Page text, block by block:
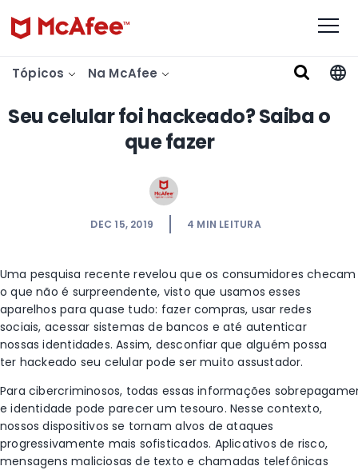
Tópicos Na McAfee
Seu celular foi hackeado? Saiba o
que fazer
DEC 15, 2019 4 MIN LEITURA
Uma pesquisa recente revelou que os consumidores
o que não é surpreendente, visto que usamos esses
aparelhos para quase tudo: fazer compras, usar redes
sociais, acessar sistemas de bancos e até autenticar
nossas identidades. Assim, desconfiar que alguém possa
ter hackeado seu celular pode ser muito assustador.
Para cibercriminosos, todas essas informações sobre
e identidade pode parecer um tesouro. Nesse contexto,
nossos dispositivos se tornam alvos de ataques
progressivamente mais sofisticados. Aplicativos de risco,
mensagens maliciosas de texto e chamadas telefônicas